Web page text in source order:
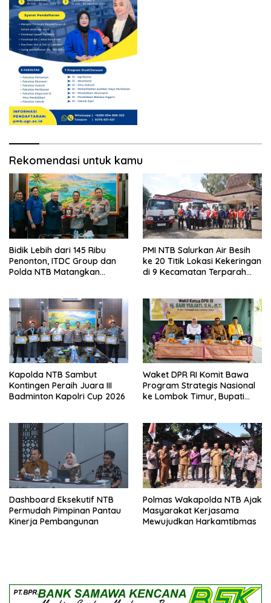
Rekomendasi untuk kamu
Bidik Lebih dari 145 Ribu
Penonton, ITDC Group dan
Polda NTB Matangkan
PMI NTB Salurkan Air Besih
ke 20 Titik Lokasi Kekeringan
di 9 Kecamatan Terparah
Kapolda NTB Sambut
Kontingen Peraih Juara III
Badminton Kapolri Cup 2026
Waket DPR RI Komit Bawa
Program Strategis Nasional
ke Lombok Timur, Bupati
Dashboard Eksekutif NTB
Permudah Pimpinan Pantau
Kinerja Pembangunan
Polmas Wakapolda NTB Ajak
Masyarakat Kerjasama
Mewujudkan Harkamtibmas